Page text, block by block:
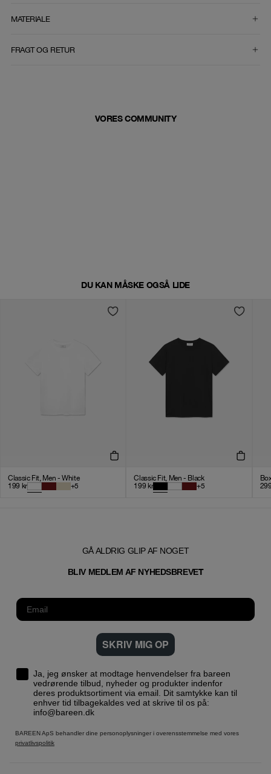
MATERIALE
FRAGT OG RETUR
VORES COMMUNITY
DU KAN MÅSKE OGSÅ LIDE
Classic Fit, Men - White
199 kr +5
Classic Fit, Men - Black
199 kr +5
GÅ ALDRIG GLIP AF NOGET
BLIV MEDLEM AF NYHEDSBREVET
SKRIV MIG OP
Ja, jeg ønsker at modtage henvendelser fra bareen
vedrørende tilbud, nyheder og produkter indenfor
deres produktsortiment via email. Dit samtykke kan til
enhver tid tilbagekaldes ved at skrive til os på:
info@bareen.dk
BAREEN ApS behandler dine personoplysninger i overensstemmelse med vores
privatlivspolitik